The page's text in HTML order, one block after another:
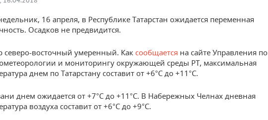
16 апреля, в Республике Татарстан ожидается переменная
Осадков не предвидится.
северо-восточный умеренный. Как сообщается на сайте Управления по
и мониторингу окружающей среды РТ, максимальная
днем по Татарстану составит от +6°С до +11°С.
днем ожидается от +7°С до +11°С. В Набережных Челнах дневная
воздуха составит от +6°С до +9°С.